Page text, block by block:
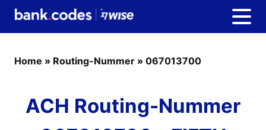
Home » Routing-Nummer » 067013700
ACH Routing-Nummer